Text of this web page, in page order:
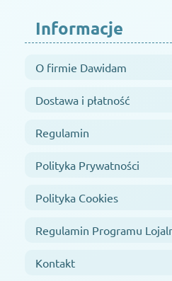
Informacje
O firmie Dawidam
Dostawa i płatność
Regulamin
Polityka Prywatności
Polityka Cookies
Regulamin Programu
Kontakt